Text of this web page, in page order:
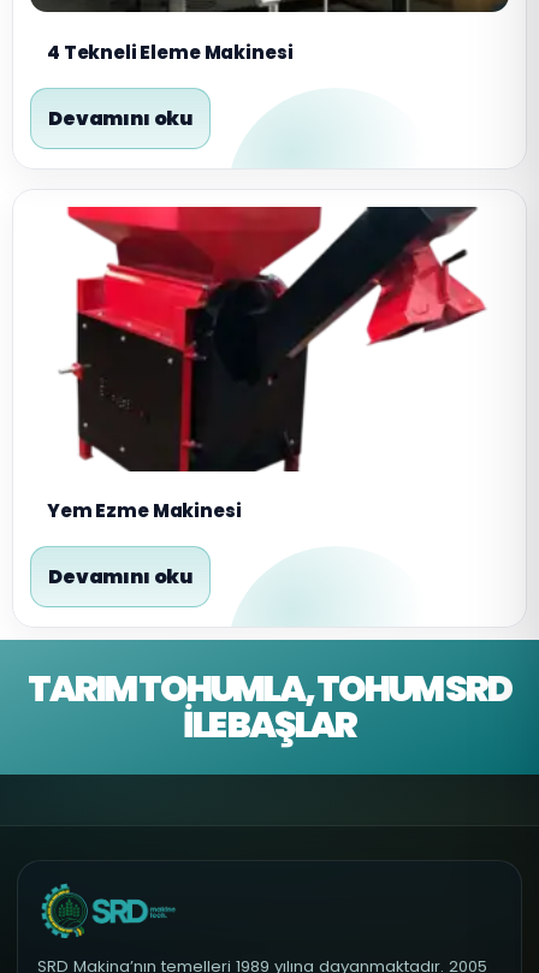
4 Tekneli Eleme Makinesi
Devamını oku
Yem Ezme Makinesi
Devamını oku
TARIM TOHUMLA, TOHUM SRD
İLE BAŞLAR
SRD Makina’nın temelleri 1989 yılına dayanmaktadır. 2005